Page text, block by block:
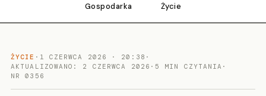
Gospodarka Życie
ŻYCIE · 1 CZERWCA 2026 · 20:38 ·
AKTUALIZOWANO: 2 CZERWCA 2026 ·5 MIN CZYTANIA ·
NR 0356